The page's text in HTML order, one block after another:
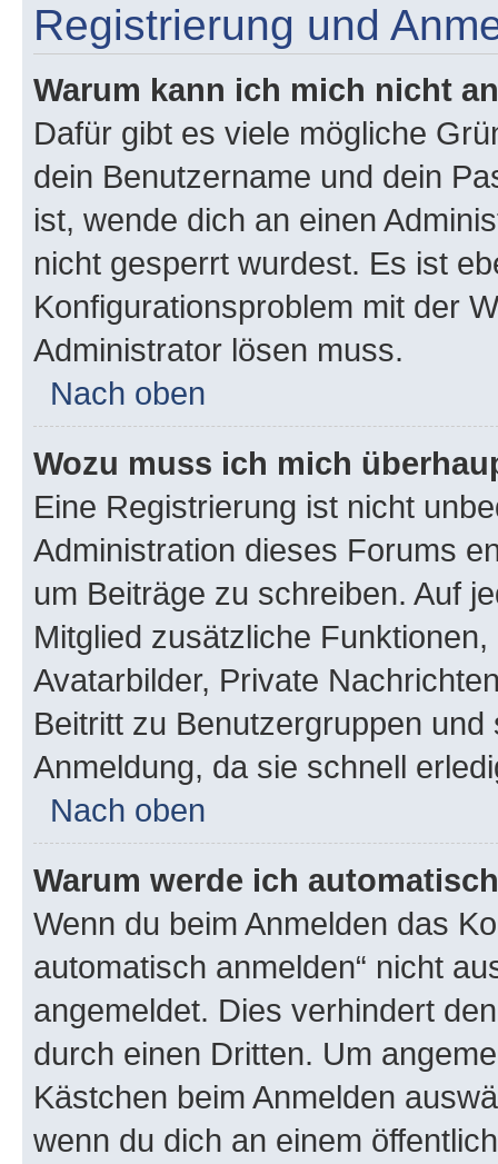
Registrierung und
Warum kann ich mich nicht
Dafür gibt es viele mögliche
dein Benutzername und dein
ist, wende dich an einen
nicht gesperrt wurdest. Es ist
Konfigurationsproblem mit der
Administrator lösen muss.
Nach oben
Wozu muss ich mich
Eine Registrierung ist nicht
Administration dieses Forums
um Beiträge zu schreiben. Auf
Mitglied zusätzliche
Avatarbilder, Private
Beitritt zu Benutzergruppen
Anmeldung, da sie schnell
Nach oben
Warum werde ich
Wenn du beim Anmelden das
automatisch anmelden“ nicht
angemeldet. Dies verhindert
durch einen Dritten. Um
Kästchen beim Anmelden
wenn du dich an einem